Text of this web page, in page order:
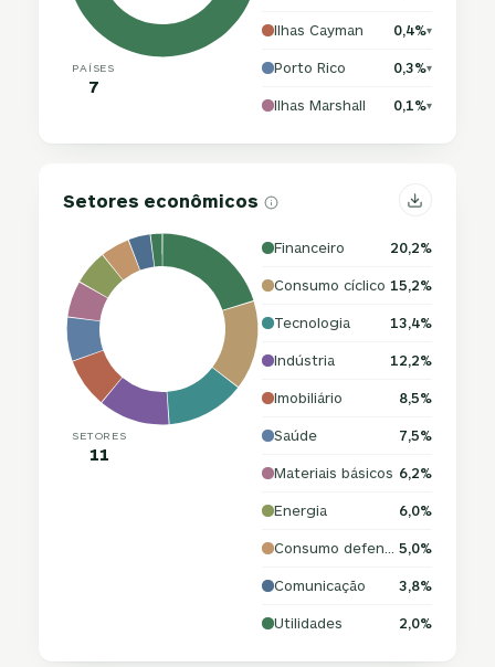
PAÍSES
7
Ilhas Cayman 0,4%▾
Porto Rico 0,3%▾
Ilhas Marshall 0,1%▾
Setores econômicos
SETORES
11
Financeiro 20,2%
Consumo cíclico 15,2%
Tecnologia 13,4%
Indústria 12,2%
Imobiliário 8,5%
Saúde 7,5%
Materiais básicos 6,2%
Energia 6,0%
5,0%
Comunicação 3,8%
Utilidades 2,0%